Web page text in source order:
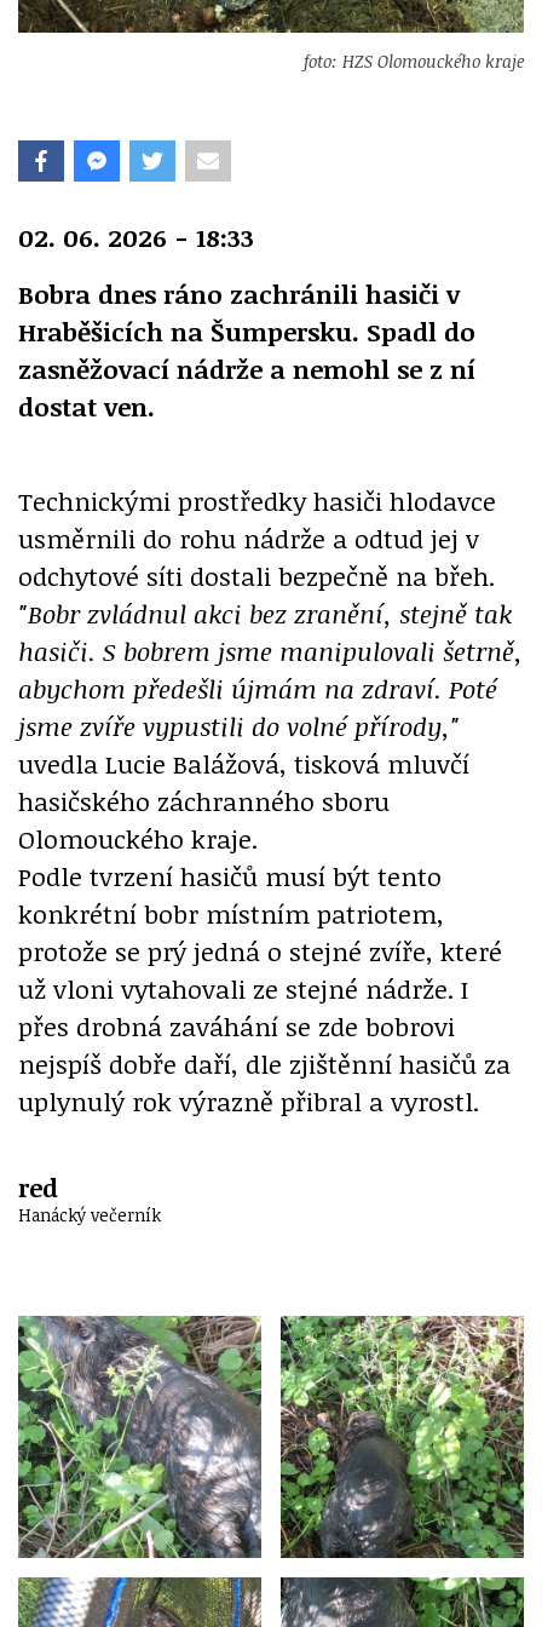
foto: HZS Olomouckého kraje
02. 06. 2026 - 18:33
Bobra dnes ráno zachránili hasiči v
Hraběšicích na Šumpersku. Spadl do
zasněžovací nádrže a nemohl se z ní
dostat ven.
Technickými prostředky hasiči hlodavce
usměrnili do rohu nádrže a odtud jej v
odchytové síti dostali bezpečně na břeh.
"Bobr zvládnul akci bez zranění, stejně tak
hasiči. S bobrem jsme manipulovali šetrně,
abychom předešli újmám na zdraví. Poté
jsme zvíře vypustili do volné přírody,"
uvedla Lucie Balážová, tisková mluvčí
hasičského záchranného sboru
Olomouckého kraje.
Podle tvrzení hasičů musí být tento
konkrétní bobr místním patriotem,
protože se prý jedná o stejné zvíře, které
už vloni vytahovali ze stejné nádrže. I
přes drobná zaváhání se zde bobrovi
nejspíš dobře daří, dle zjištěnní hasičů za
uplynulý rok výrazně přibral a vyrostl.
red
Hanácký večerník